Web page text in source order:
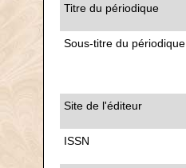
Titre du périodique
Sous-titre du périodique
Site de l'éditeur
ISSN